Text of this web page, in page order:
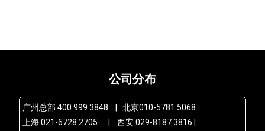
公司分布
广州总部 400 999 3848 | 北京010-5781 5068
上海 021-6728 2705 | 西安 029-8187 3816 |